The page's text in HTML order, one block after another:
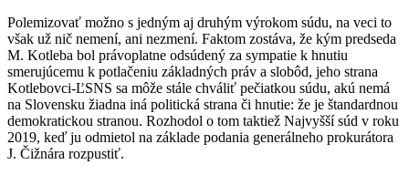
Polemizovať možno s jedným aj druhým výrokom súdu, na veci to
však už nič nemení, ani nezmení. Faktom zostáva, že kým predseda
M. Kotleba bol právoplatne odsúdený za sympatie k hnutiu
smerujúcemu k potlačeniu základných práv a slobôd, jeho strana
Kotlebovci-ĽSNS sa môže stále chváliť pečiatkou súdu, akú nemá
na Slovensku žiadna iná politická strana či hnutie: že je štandardnou
demokratickou stranou. Rozhodol o tom taktiež Najvyšší súd v roku
2019, keď ju odmietol na základe podania generálneho prokurátora
J. Čižnára rozpustiť.